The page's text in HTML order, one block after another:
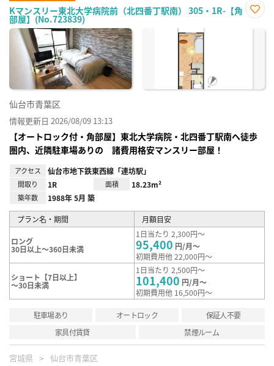
Kマンスリー東北大学病院前（北四番丁駅南） 305・1R-【角
部屋】(No.723839)
に入
仙台市青葉区
情報更新日 2026/08/09 13:13
【オートロック付・角部屋】東北大学病院・北四番丁駅南へ徒歩
圏内、近隣駐車場ありの 諸費用格安マンスリー部屋！
アクセス 仙台市地下鉄東西線「連坊駅」
間取り 1R 面積 18.23m²
築年数 1988年 5月 築
プラン名・期間 月額目安
ロング
30日以上～360日未満
1日当たり 2,300円～
95,400 円/月～
初期費用他 22,000円～
ショート【7日以上】
～30日未満
1日当たり 2,500円～
101,400 円/月～
初期費用他 16,500円～
駐車場あり オートロック
保証人不要
家具付賃貸
禁煙ルーム
宮城県 仙台市青葉区